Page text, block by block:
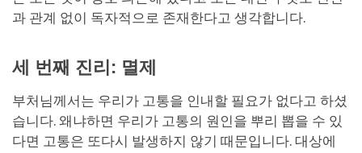
과 관계 없이 독자적으로 존재한다고 생각합니다.
세 번째 진리: 멸제
부처님께서는 우리가 고통을 인내할 필요가 없다고 하셨
습니다. 왜냐하면 우리가 고통의 원인을 뿌리 뽑을 수 있
다면 고통은 또다시 발생하지 않기 때문입니다. 대상에